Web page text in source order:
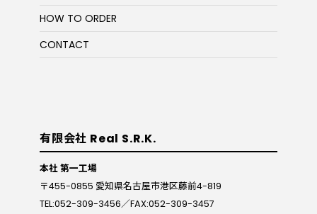
HOW TO ORDER
CONTACT
有限会社 Real S.R.K.
本社 第一工場
〒455-0855 愛知県名古屋市港区藤前4-819
TEL:052-309-3456／FAX:052-309-3457